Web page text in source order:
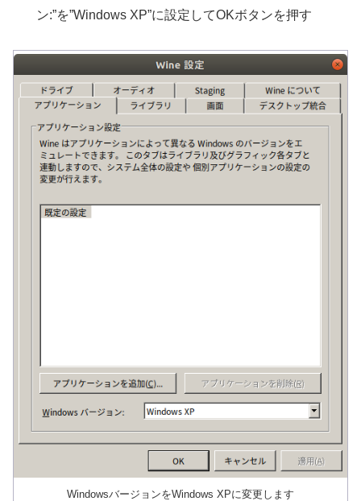
ン:”を”Windows XP”に設定してOKボタンを押す
WindowsバージョンをWindows XPに変更します